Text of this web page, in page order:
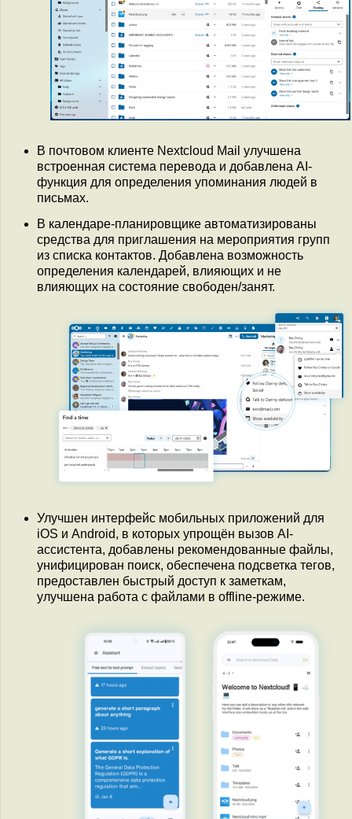
В почтовом клиенте Nextcloud Mail улучшена
встроенная система перевода и добавлена AI-
функция для определения упоминания людей в
письмах.
В календаре-планировщике автоматизированы
средства для приглашения на мероприятия групп
из списка контактов. Добавлена возможность
определения календарей, влияющих и не
влияющих на состояние свободен/занят.
Улучшен интерфейс мобильных приложений для
iOS и Android, в которых упрощён вызов AI-
ассистента, добавлены рекомендованные файлы,
унифицирован поиск, обеспечена подсветка тегов,
предоставлен быстрый доступ к заметкам,
улучшена работа с файлами в offline-режиме.